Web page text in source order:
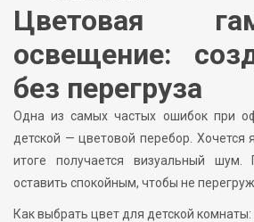
Цветовая
освещение:
без перегруза
Одна из самых частых ошибок при
детской — цветовой перебор. Хочется
итоге получается визуальный
оставить спокойным, чтобы не
Как выбрать цвет для детской комнаты: